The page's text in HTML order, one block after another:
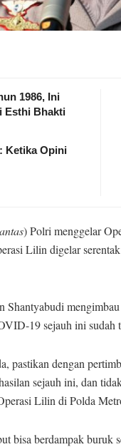
1986, Ini
Esthi Bhakti
Ketika Opini
) Polri menggelar
Lilin digelar
19 sejauh ini sudah
pastikan dengan
sejauh ini, dan
Lilin di Polda
bisa berdampak